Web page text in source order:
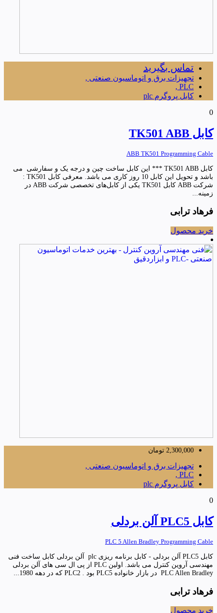
تماس بگیرید
تجهیزات برق و اتوماسیون صنعتی ,
PLC ,
کابل پروگرم plc
0
کابل TK501 ABB
ABB TK501 Programming Cable
کابل TK501 ABB *** این کابل ساخت چین و درجه یک و سفارشی می
باشد و تحویل این کابل 10 روز کاری می باشد. معرفی کابل TK501 :
شرکت ABB کابل TK501 یکی از کابل‌های تخصصی شرکت ABB در
زمینه...
فرهاد ترابی
خرید محصول
2,300,000 تومان
تجهیزات برق و اتوماسیون صنعتی ,
PLC ,
کابل پروگرم plc
0
کابل PLC5 آلن بردلی
PLC 5 Allen Bradley Programming Cable
کابل PLC5 آلن بردلی - کابل برنامه ریزی plc آلن بردلی کابل ساخت فنی
مهندسی آروین کنترل می باشد. اولین PLC از پی ال سی های آلن بردلی
PLC Allen Bradley در بازار خانواده PLC5 بود . PLC2 که در دهه 1980...
فرهاد ترابی
خرید محصول